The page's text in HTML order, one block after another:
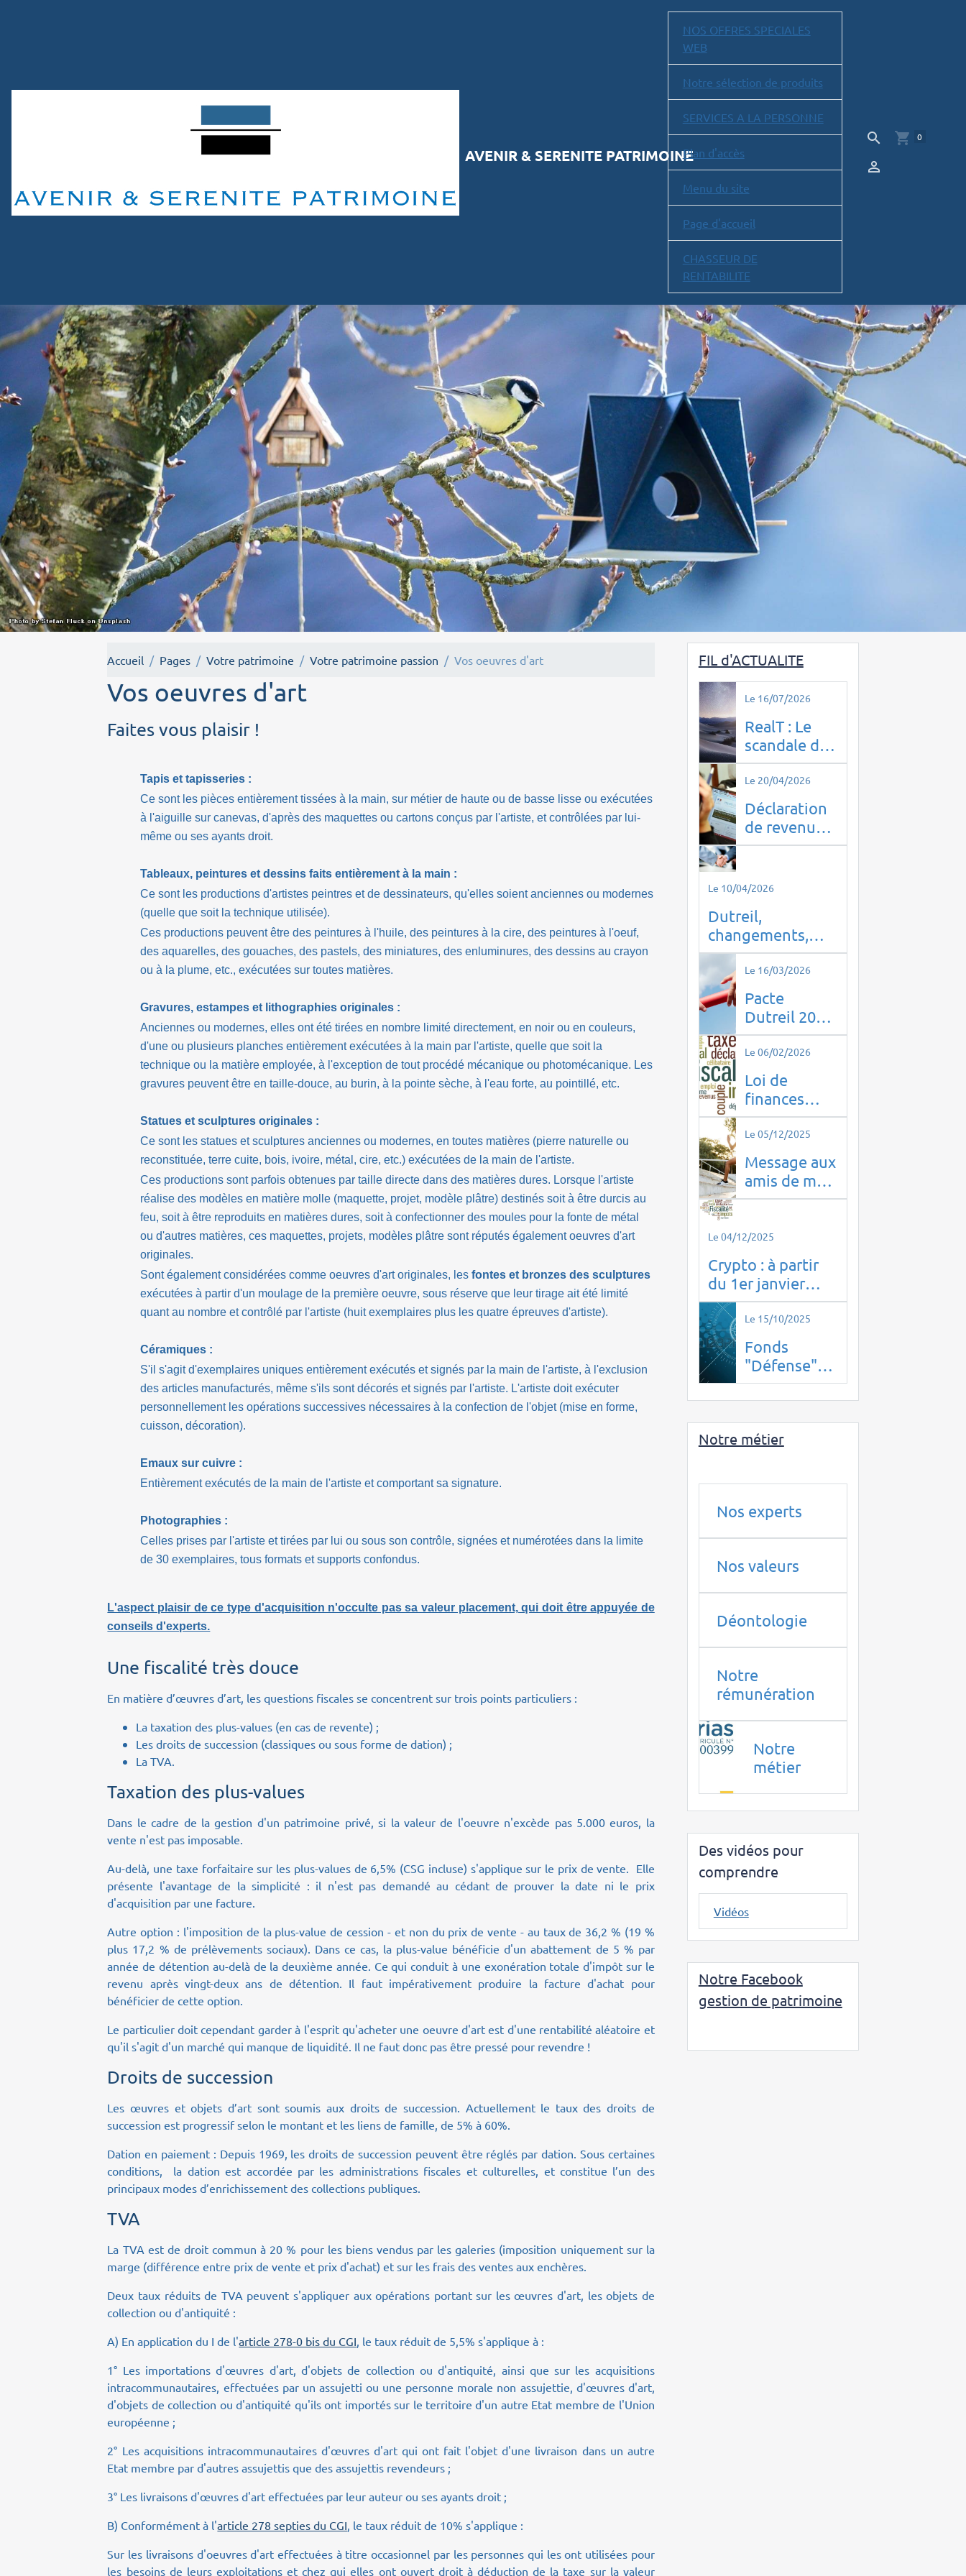
AVENIR & SERENITE PATRIMOINE
NOS OFFRES SPECIALES
WEB
Notre sélection de produits
SERVICES A LA PERSONNE
Plan d'accès
Menu du site
Page d'accueil
CHASSEUR DE
RENTABILITE
0
Accueil Pages Votre patrimoine Votre patrimoine passion Vos oeuvres d'art
Vos oeuvres d'art
Faites vous plaisir !
Tapis et tapisseries :
Ce sont les pièces entièrement tissées à la main, sur métier de haute ou de basse lisse ou exécutées
à l'aiguille sur canevas, d'après des maquettes ou cartons conçus par l'artiste, et contrôlées par lui-
même ou ses ayants droit.
Tableaux, peintures et dessins faits entièrement à la main :
Ce sont les productions d'artistes peintres et de dessinateurs, qu'elles soient anciennes ou modernes
(quelle que soit la technique utilisée).
Ces productions peuvent être des peintures à l'huile, des peintures à la cire, des peintures à l'oeuf,
des aquarelles, des gouaches, des pastels, des miniatures, des enluminures, des dessins au crayon
ou à la plume, etc., exécutées sur toutes matières.
Gravures, estampes et lithographies originales :
Anciennes ou modernes, elles ont été tirées en nombre limité directement, en noir ou en couleurs,
d'une ou plusieurs planches entièrement exécutées à la main par l'artiste, quelle que soit la
technique ou la matière employée, à l'exception de tout procédé mécanique ou photomécanique. Les
gravures peuvent être en taille-douce, au burin, à la pointe sèche, à l'eau forte, au pointillé, etc.
Statues et sculptures originales :
Ce sont les statues et sculptures anciennes ou modernes, en toutes matières (pierre naturelle ou
reconstituée, terre cuite, bois, ivoire, métal, cire, etc.) exécutées de la main de l'artiste.
Ces productions sont parfois obtenues par taille directe dans des matières dures. Lorsque l'artiste
réalise des modèles en matière molle (maquette, projet, modèle plâtre) destinés soit à être durcis au
feu, soit à être reproduits en matières dures, soit à confectionner des moules pour la fonte de métal
ou d'autres matières, ces maquettes, projets, modèles plâtre sont réputés également oeuvres d'art
originales.
Sont également considérées comme oeuvres d'art originales, lesfontes et bronzes des sculptures
exécutées à partir d'un moulage de la première oeuvre, sous réserve que leur tirage ait été limité
quant au nombre et contrôlé par l'artiste (huit exemplaires plus les quatre épreuves d'artiste).
Céramiques :
S'il s'agit d'exemplaires uniques entièrement exécutés et signés par la main de l'artiste, à l'exclusion
des articles manufacturés, même s'ils sont décorés et signés par l'artiste. L'artiste doit exécuter
personnellement les opérations successives nécessaires à la confection de l'objet (mise en forme,
cuisson, décoration).
Emaux sur cuivre :
Entièrement exécutés de la main de l'artiste et comportant sa signature.
Photographies :
Celles prises par l'artiste et tirées par lui ou sous son contrôle, signées et numérotées dans la limite
de 30 exemplaires, tous formats et supports confondus.
L'aspect plaisir de ce type d'acquisition n'occulte pas sa valeur placement, qui doit être appuyée de
conseils d'experts.
Une fiscalité très douce
En matière d’œuvres d’art, les questions fiscales se concentrent sur trois points particuliers :
La taxation des plus-values (en cas de revente) ;
Les droits de succession (classiques ou sous forme de dation) ;
La TVA.
Taxation des plus-values
Dans le cadre de la gestion d'un patrimoine privé, si la valeur de l'oeuvre n'excède pas 5.000 euros, la
vente n'est pas imposable.
Au-delà, une taxe forfaitaire sur les plus-values de 6,5% (CSG incluse) s'applique sur le prix de vente. Elle
présente l'avantage de la simplicité : il n'est pas demandé au cédant de prouver la date ni le prix
d'acquisition par une facture.
Autre option : l'imposition de la plus-value de cession - et non du prix de vente - au taux de 36,2 % (19 %
plus 17,2 % de prélèvements sociaux). Dans ce cas, la plus-value bénéficie d'un abattement de 5 % par
année de détention au-delà de la deuxième année. Ce qui conduit à une exonération totale d'impôt sur le
revenu après vingt-deux ans de détention. Il faut impérativement produire la facture d'achat pour
bénéficier de cette option.
Le particulier doit cependant garder à l'esprit qu'acheter une oeuvre d'art est d'une rentabilité aléatoire et
qu'il s'agit d'un marché qui manque de liquidité. Il ne faut donc pas être pressé pour revendre !
Droits de succession
Les œuvres et objets d’art sont soumis aux droits de succession. Actuellement le taux des droits de
succession est progressif selon le montant et les liens de famille, de 5% à 60%.
Dation en paiement : Depuis 1969, les droits de succession peuvent être réglés par dation. Sous certaines
conditions, la dation est accordée par les administrations fiscales et culturelles, et constitue l’un des
principaux modes d’enrichissement des collections publiques.
TVA
La TVA est de droit commun à 20 % pour les biens vendus par les galeries (imposition uniquement sur la
marge (différence entre prix de vente et prix d'achat) et sur les frais des ventes aux enchères.
Deux taux réduits de TVA peuvent s'appliquer aux opérations portant sur les œuvres d'art, les objets de
collection ou d'antiquité :
A) En application du I de l'article 278-0 bis du CGI, le taux réduit de 5,5% s'applique à :
1° Les importations d'œuvres d'art, d'objets de collection ou d'antiquité, ainsi que sur les acquisitions
intracommunautaires, effectuées par un assujetti ou une personne morale non assujettie, d'œuvres d'art,
d'objets de collection ou d'antiquité qu'ils ont importés sur le territoire d'un autre Etat membre de l'Union
européenne ;
2° Les acquisitions intracommunautaires d'œuvres d'art qui ont fait l'objet d'une livraison dans un autre
Etat membre par d'autres assujettis que des assujettis revendeurs ;
3° Les livraisons d'œuvres d'art effectuées par leur auteur ou ses ayants droit ;
B) Conformément à l'article 278 septies du CGI, le taux réduit de 10% s'applique :
Sur les livraisons d'oeuvres d'art effectuées à titre occasionnel par les personnes qui les ont utilisées pour
les besoins de leurs exploitations et chez qui elles ont ouvert droit à déduction de la taxe sur la valeur
FIL d'ACTUALITE
Le 16/07/2026
RealT : Le
scandale de
l’immobilier
tokenisé qui
a piégé 14
000 Français
Le 20/04/2026
Déclaration
de revenus à
domicile à
(92800) :
vos impôts
en toute
sérénité
Le 10/04/2026
Dutreil,
changements,
êtes-vous prêt ?
Le 16/03/2026
Pacte
Dutreil 2026
: ce qui
change pour
la
transmission
d’entreprise
Le 06/02/2026
Loi de
finances
2026
Le 05/12/2025
Message aux
amis de mes
enfants !
Le 04/12/2025
Crypto : à partir
du 1er janvier
2026, la
confidentialité
disparaît.
Le 15/10/2025
Fonds
"Défense"
de BPI
France : un
piège pour
les
Notre métier
Nos experts
Nos valeurs
Déontologie
Notre
rémunération
Notre
métier
Des vidéos pour
comprendre
Vidéos
Notre Facebook
gestion de patrimoine